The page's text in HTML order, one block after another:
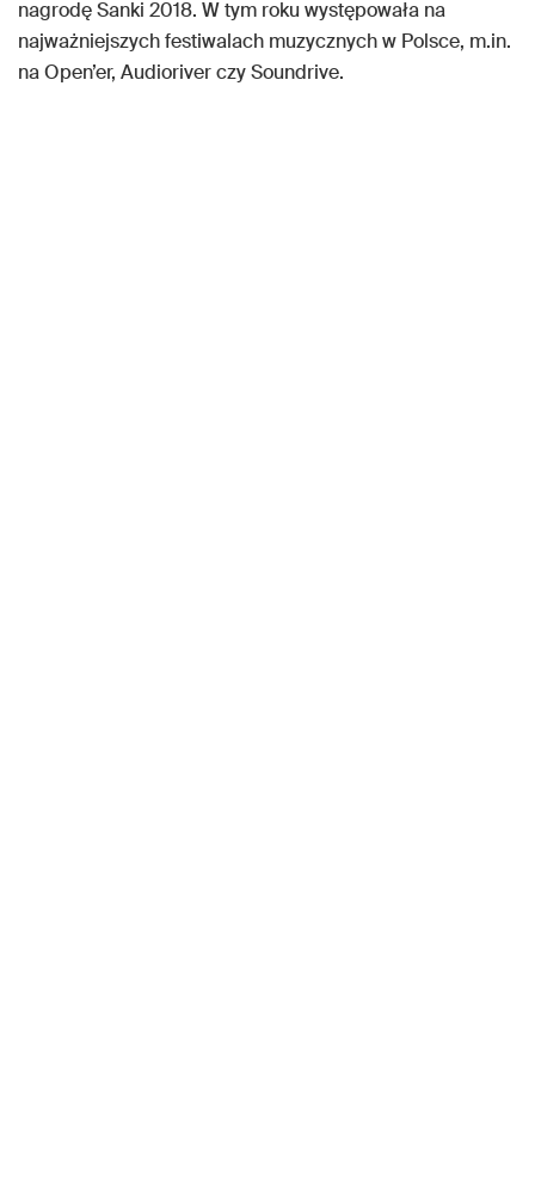
nagrodę Sanki 2018. W tym roku występowała na
najważniejszych festiwalach muzycznych w Polsce, m.in.
na Open’er, Audioriver czy Soundrive.